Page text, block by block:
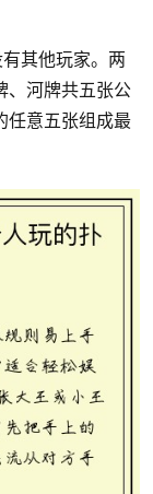
其他玩家。两
、河牌共五张公
任意五张组成最